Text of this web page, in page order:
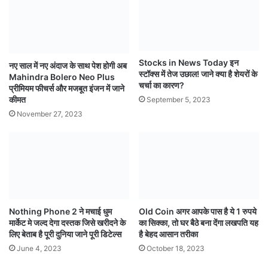
नए साल में नए अंदाज के साथ पेश होगी अब
Mahindra Bolero Neo Plus
प्रीमियम फीचर्स और मजबूत इंजन में जाने
कीमत
November 27, 2023
Stocks in News Today इन
स्टॉक्स में तेज उछाल! जाने क्या है शेयरों के
चर्चा का कारण?
September 5, 2023
Nothing Phone 2 ने मचाई धुम
मार्केट मे जल्द देगा दस्तक जिसे खरीदने के
लिए बेताब है पूरी दुनिया जाने पूरी डिटेल्स
June 4, 2023
Old Coin अगर आपके पास है ये 1 रुपये
का सिक्का, तो घर बैठे बना देंगा लखपति यह
है बेहद आसान तरीका
October 18, 2023